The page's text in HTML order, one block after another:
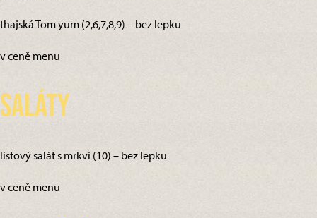
thajská Tom yum (2,6,7,8,9) – bez lepku
v ceně menu
Saláty
listový salát s mrkví (10) – bez lepku
v ceně menu